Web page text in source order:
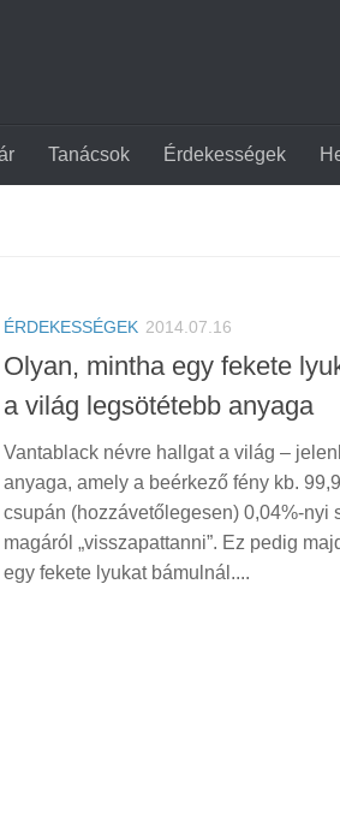
Tanácsok Érdekességek
ÉRDEKESSÉGEK 2014.07.16
Olyan, mintha egy fekete
a világ legsötétebb anyaga
Vantablack névre hallgat a világ –
anyaga, amely a beérkező fény kb.
csupán (hozzávetőlegesen) 0,04%-nyi
magáról „visszapattanni”. Ez pedig
egy fekete lyukat bámulnál....